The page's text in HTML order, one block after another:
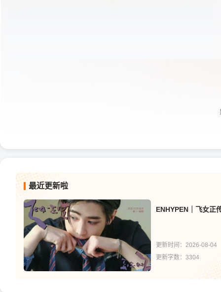
最近更新啦
ENHYPEN｜飞女正
更新时间：2026-08-04
更新字数：3304